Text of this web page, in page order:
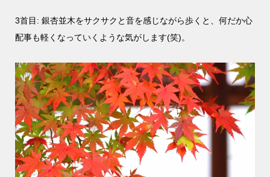
3首目: 銀杏並木をサクサクと音を感じながら歩くと、何だか心
配事も軽くなっていくような気がします(笑)。